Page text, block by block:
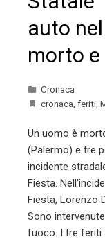
auto
morto
Cronaca
cronaca feriti
Un uomo è
(Palermo) e tre
incidente
Fiesta.
Fiesta, Lorenzo
Sono
fuoco. I tre feriti